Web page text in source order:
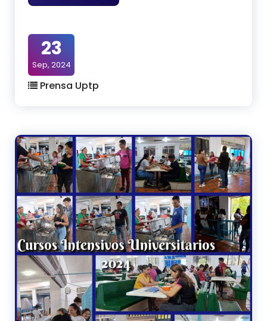
23
Sep, 2024
Prensa Uptp